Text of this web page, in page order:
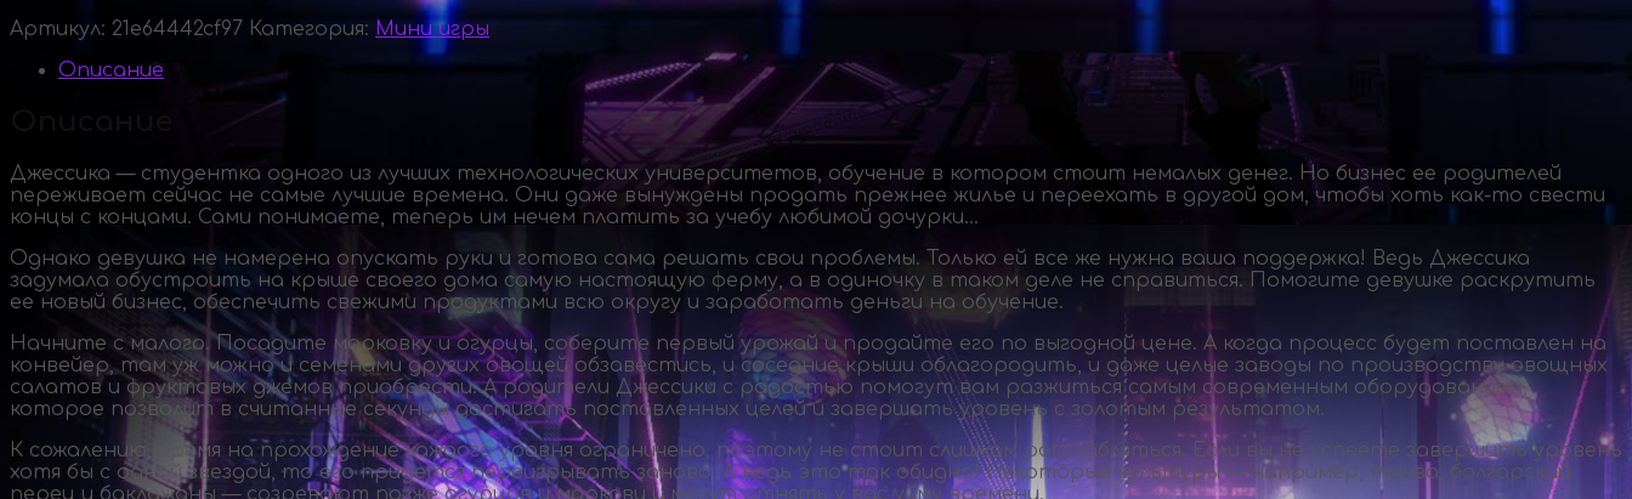
Артикул: 21e64442cf97 Категория: Мини игры
Описание
Джессика — студентка одного из лучших технологических университетов, обучение в котором стоит немалых денег. Но бизнес ее родителей
переживает сейчас не самые лучшие времена. Они даже вынуждены продать прежнее жилье и переехать в другой дом, чтобы хоть как-то свести
концы с концами. Сами понимаете, теперь им нечем платить за учебу любимой дочурки…
Однако девушка не намерена опускать руки и готова сама решать свои проблемы. Только ей все же нужна ваша поддержка! Ведь Джессика
задумала обустроить на крыше своего дома самую настоящую ферму, а в одиночку в таком деле не справиться. Помогите девушке раскрутить
ее новый бизнес, обеспечить свежими продуктами всю округу и заработать деньги на обучение.
Начните с малого. Посадите морковку и огурцы, соберите первый урожай и продайте его по выгодной цене. А когда процесс будет поставлен на
конвейер, там уж можно и семенами других овощей обзавестись, и соседние крыши облагородить, и даже целые заводы по производству овощных
салатов и фруктовых джемов приобрести. А родители Джессики с радостью помогут вам разжиться самым современным оборудованием,
которое позволит в считанные секунды достигать поставленных целей и завершать уровень с золотым результатом.
К сожалению, время на прохождение каждого уровня ограничено, поэтому не стоит слишком расслабляться. Если вы не успеете завершить уровень
хотя бы с одной звездой, то его придется переигрывать заново. А ведь это так обидно! Некоторые культуры — например, тыква, болгарский
перец и баклажаны — созревают позже огурцов и моркови и могут отнять у вас уйму времени.